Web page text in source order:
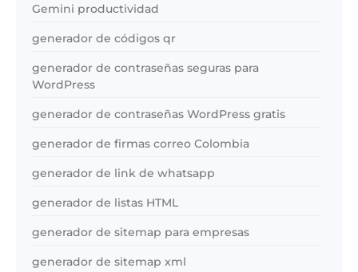
Gemini productividad
generador de códigos qr
generador de contraseñas seguras para
WordPress
generador de contraseñas WordPress gratis
generador de firmas correo Colombia
generador de link de whatsapp
generador de listas HTML
generador de sitemap para empresas
generador de sitemap xml